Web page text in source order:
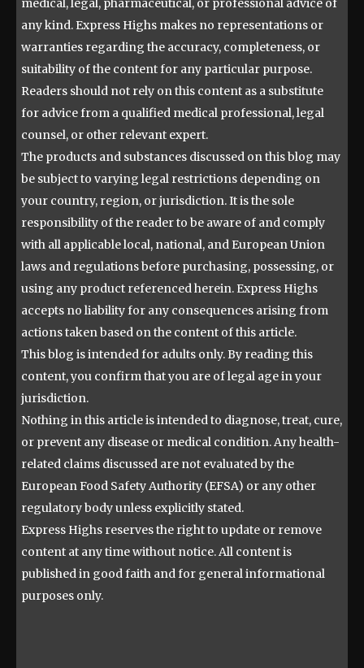
medical, legal, pharmaceutical, or professional advice of
any kind. Express Highs makes no representations or
warranties regarding the accuracy, completeness, or
suitability of the content for any particular purpose.
Readers should not rely on this content as a substitute
for advice from a qualified medical professional, legal
counsel, or other relevant expert.
The products and substances discussed on this blog may
be subject to varying legal restrictions depending on
your country, region, or jurisdiction. It is the sole
responsibility of the reader to be aware of and comply
with all applicable local, national, and European Union
laws and regulations before purchasing, possessing, or
using any product referenced herein. Express Highs
accepts no liability for any consequences arising from
actions taken based on the content of this article.
This blog is intended for adults only. By reading this
content, you confirm that you are of legal age in your
jurisdiction.
Nothing in this article is intended to diagnose, treat, cure,
or prevent any disease or medical condition. Any health-
related claims discussed are not evaluated by the
European Food Safety Authority (EFSA) or any other
regulatory body unless explicitly stated.
Express Highs reserves the right to update or remove
content at any time without notice. All content is
published in good faith and for general informational
purposes only.